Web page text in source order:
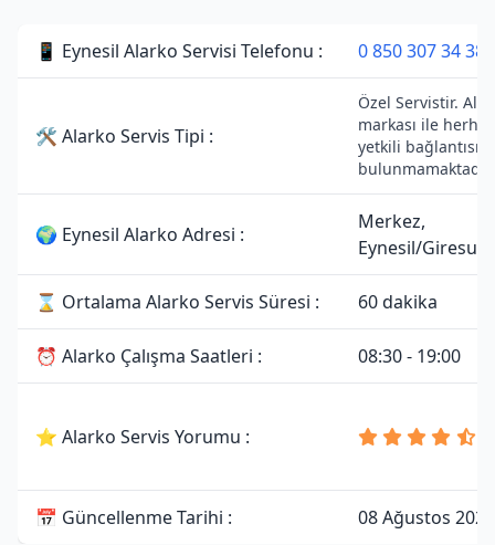
📱 Eynesil Alarko Servisi Telefonu : 0 850 307 34 38
🛠 Alarko Servis Tipi :
Özel Servistir.
markası ile
yetkili bağlantısı
bulunmamaktadır.
🌍 Eynesil Alarko Adresi :
Merkez,
Eynesil/Giresun
⌛ Ortalama Alarko Servis Süresi : 60 dakika
⏰ Alarko Çalışma Saatleri : 08:30 - 19:00
⭐ Alarko Servis Yorumu :
📅 Güncellenme Tarihi : 08 Ağustos 2026